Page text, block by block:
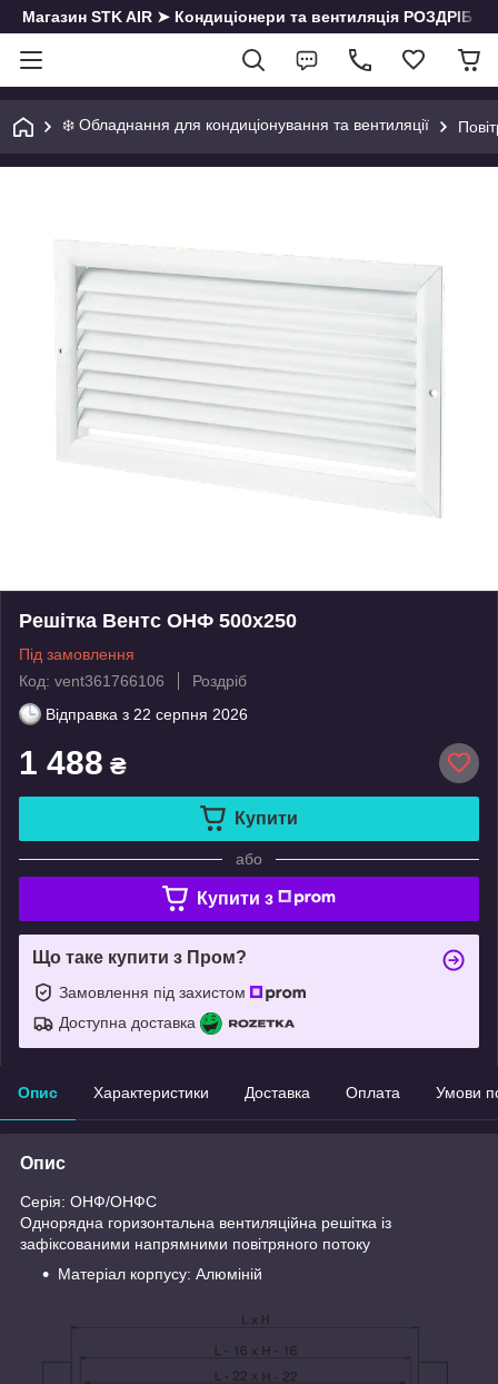
Магазин STK AIR ➤ Кондиціонери та вентиляція РОЗДРІБ
❄️ Обладнання для кондиціонування та вентиляції
Решітка Вентс ОНФ 500x250
Під замовлення
Код: vent361766106
Роздріб
Відправка з 22 серпня 2026
1 488 ₴
Купити
або
Купити з
Що таке купити з Пром?
Замовлення під захистом
Доступна доставка
Опис Характеристики Доставка Оплата Умови
Опис
Серія: ОНФ/ОНФС
Однорядна горизонтальна вентиляційна решітка із
зафіксованими напрямними повітряного потоку
Матеріал корпусу: Алюміній